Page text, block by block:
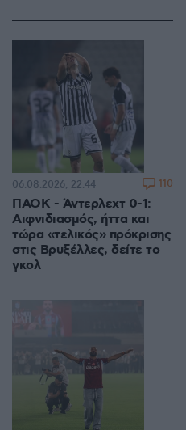
ΠΑΟΚ - Άντερλεχτ 0-1:
Αιφνιδιασμός, ήττα και
τώρα «τελικός» πρόκρισης
στις Βρυξέλλες, δείτε το
γκολ
06.08.2026, 22:44 110